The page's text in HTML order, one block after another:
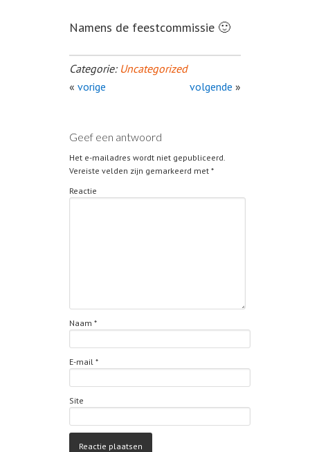
Namens de feestcommissie 🙂
Categorie: Uncategorized
« vorige volgende »
Geef een antwoord
Het e-mailadres wordt niet gepubliceerd.
Vereiste velden zijn gemarkeerd met *
Reactie
Naam *
E-mail *
Site